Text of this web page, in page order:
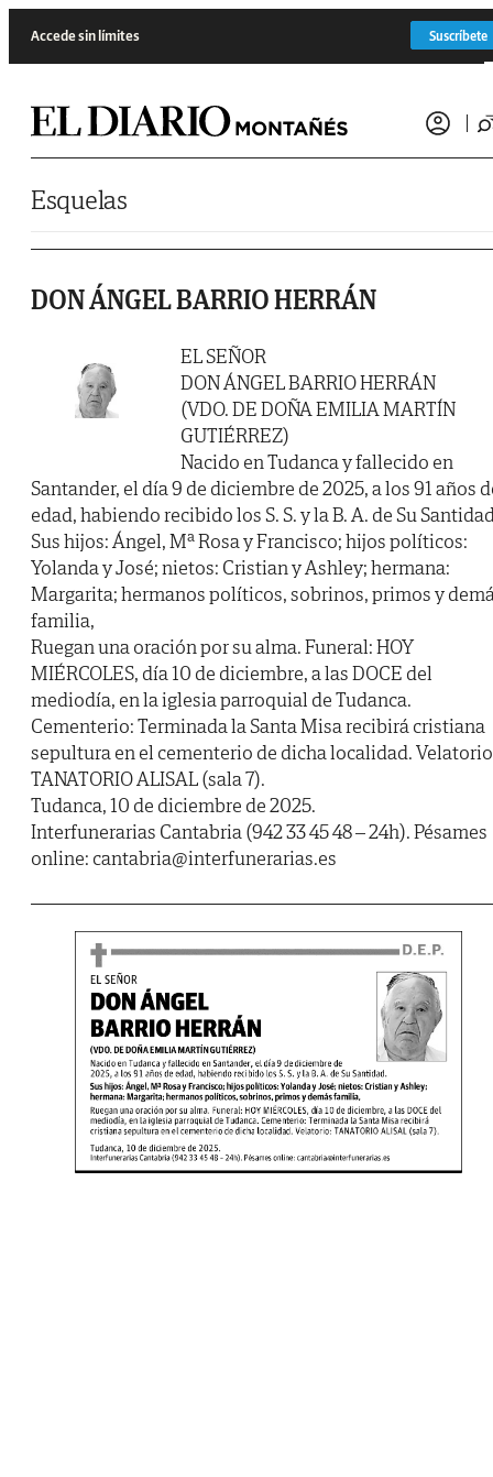
Accede sin límites Suscríbete
Esquelas
DON ÁNGEL BARRIO HERRÁN
EL SEÑOR
DON ÁNGEL BARRIO HERRÁN
(VDO. DE DOÑA EMILIA MARTÍN
GUTIÉRREZ)
Nacido en Tudanca y fallecido en
Santander, el día 9 de diciembre de 2025, a los 91 años
edad, habiendo recibido los S. S. y la B. A. de Su
Sus hijos: Ángel, Mª Rosa y Francisco; hijos políticos:
Yolanda y José; nietos: Cristian y Ashley; hermana:
Margarita; hermanos políticos, sobrinos, primos y
familia,
Ruegan una oración por su alma. Funeral: HOY
MIÉRCOLES, día 10 de diciembre, a las DOCE del
mediodía, en la iglesia parroquial de Tudanca.
Cementerio: Terminada la Santa Misa recibirá cristiana
sepultura en el cementerio de dicha localidad.
TANATORIO ALISAL (sala 7).
Tudanca, 10 de diciembre de 2025.
Interfunerarias Cantabria (942 33 45 48 – 24h). Pésames
online: cantabria@interfunerarias.es